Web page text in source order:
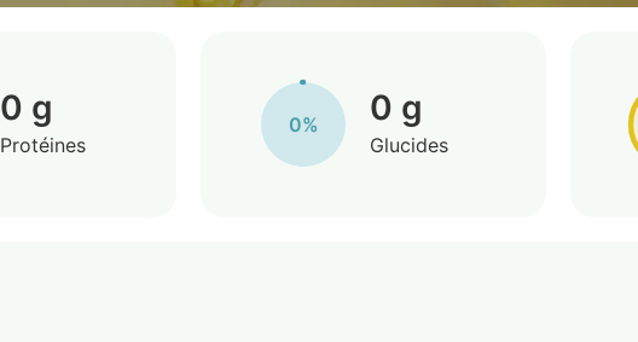
0 g
Protéines
0% 0 g
Glucides